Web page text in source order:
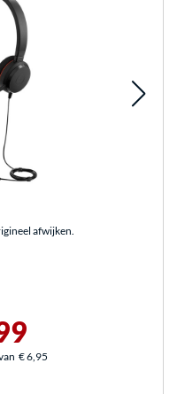
afwijken.
€ 6,95